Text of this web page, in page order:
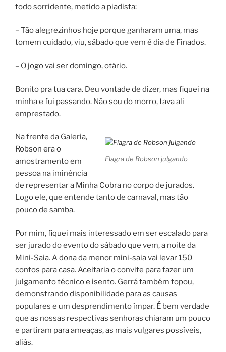
todo sorridente, metido a piadista:
– Tão alegrezinhos hoje porque ganharam uma, mas
tomem cuidado, viu, sábado que vem é dia de Finados.
– O jogo vai ser domingo, otário.
Bonito pra tua cara. Deu vontade de dizer, mas fiquei na
minha e fui passando. Não sou do morro, tava ali
emprestado.
Flagra de Robson julgando
Na frente da Galeria,
Robson era o
amostramento em
pessoa na iminência
de representar a Minha Cobra no corpo de jurados.
Logo ele, que entende tanto de carnaval, mas tão
pouco de samba.
Por mim, fiquei mais interessado em ser escalado para
ser jurado do evento do sábado que vem, a noite da
Mini-Saia. A dona da menor mini-saia vai levar 150
contos para casa. Aceitaria o convite para fazer um
julgamento técnico e isento. Gerrá também topou,
demonstrando disponibilidade para as causas
populares e um desprendimento ímpar. É bem verdade
que as nossas respectivas senhoras chiaram um pouco
e partiram para ameaças, as mais vulgares possíveis,
aliás.